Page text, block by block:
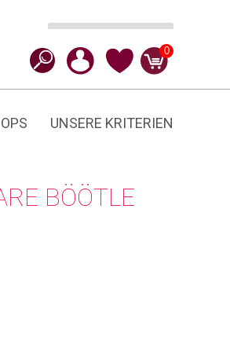
0
UNSERE KRITERIEN
BÖÖTLE
Böötle
20L